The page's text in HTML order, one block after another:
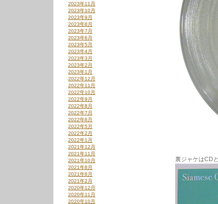
裏ジャケはCD
2023年11月
2023年10月
2023年9月
2023年8月
2023年7月
2023年6月
2023年5月
2023年4月
2023年3月
2023年2月
2023年1月
2022年12月
2022年11月
2022年10月
2022年9月
2022年8月
2022年7月
2022年6月
2022年5月
2022年2月
2022年1月
2021年12月
2021年11月
2021年10月
2021年8月
2021年6月
2021年2月
2020年12月
2020年11月
2020年10月